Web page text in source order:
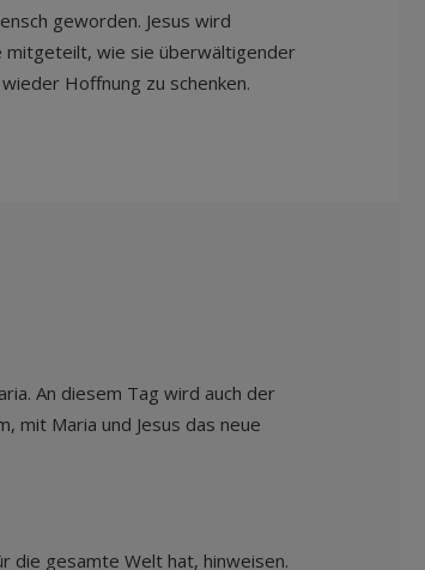
geworden. Jesus wird
mitgeteilt, wie sie überwältigender
Hoffnung zu schenken.
An diesem Tag wird auch der
mit Maria und Jesus das neue
die gesamte Welt hat, hinweisen.